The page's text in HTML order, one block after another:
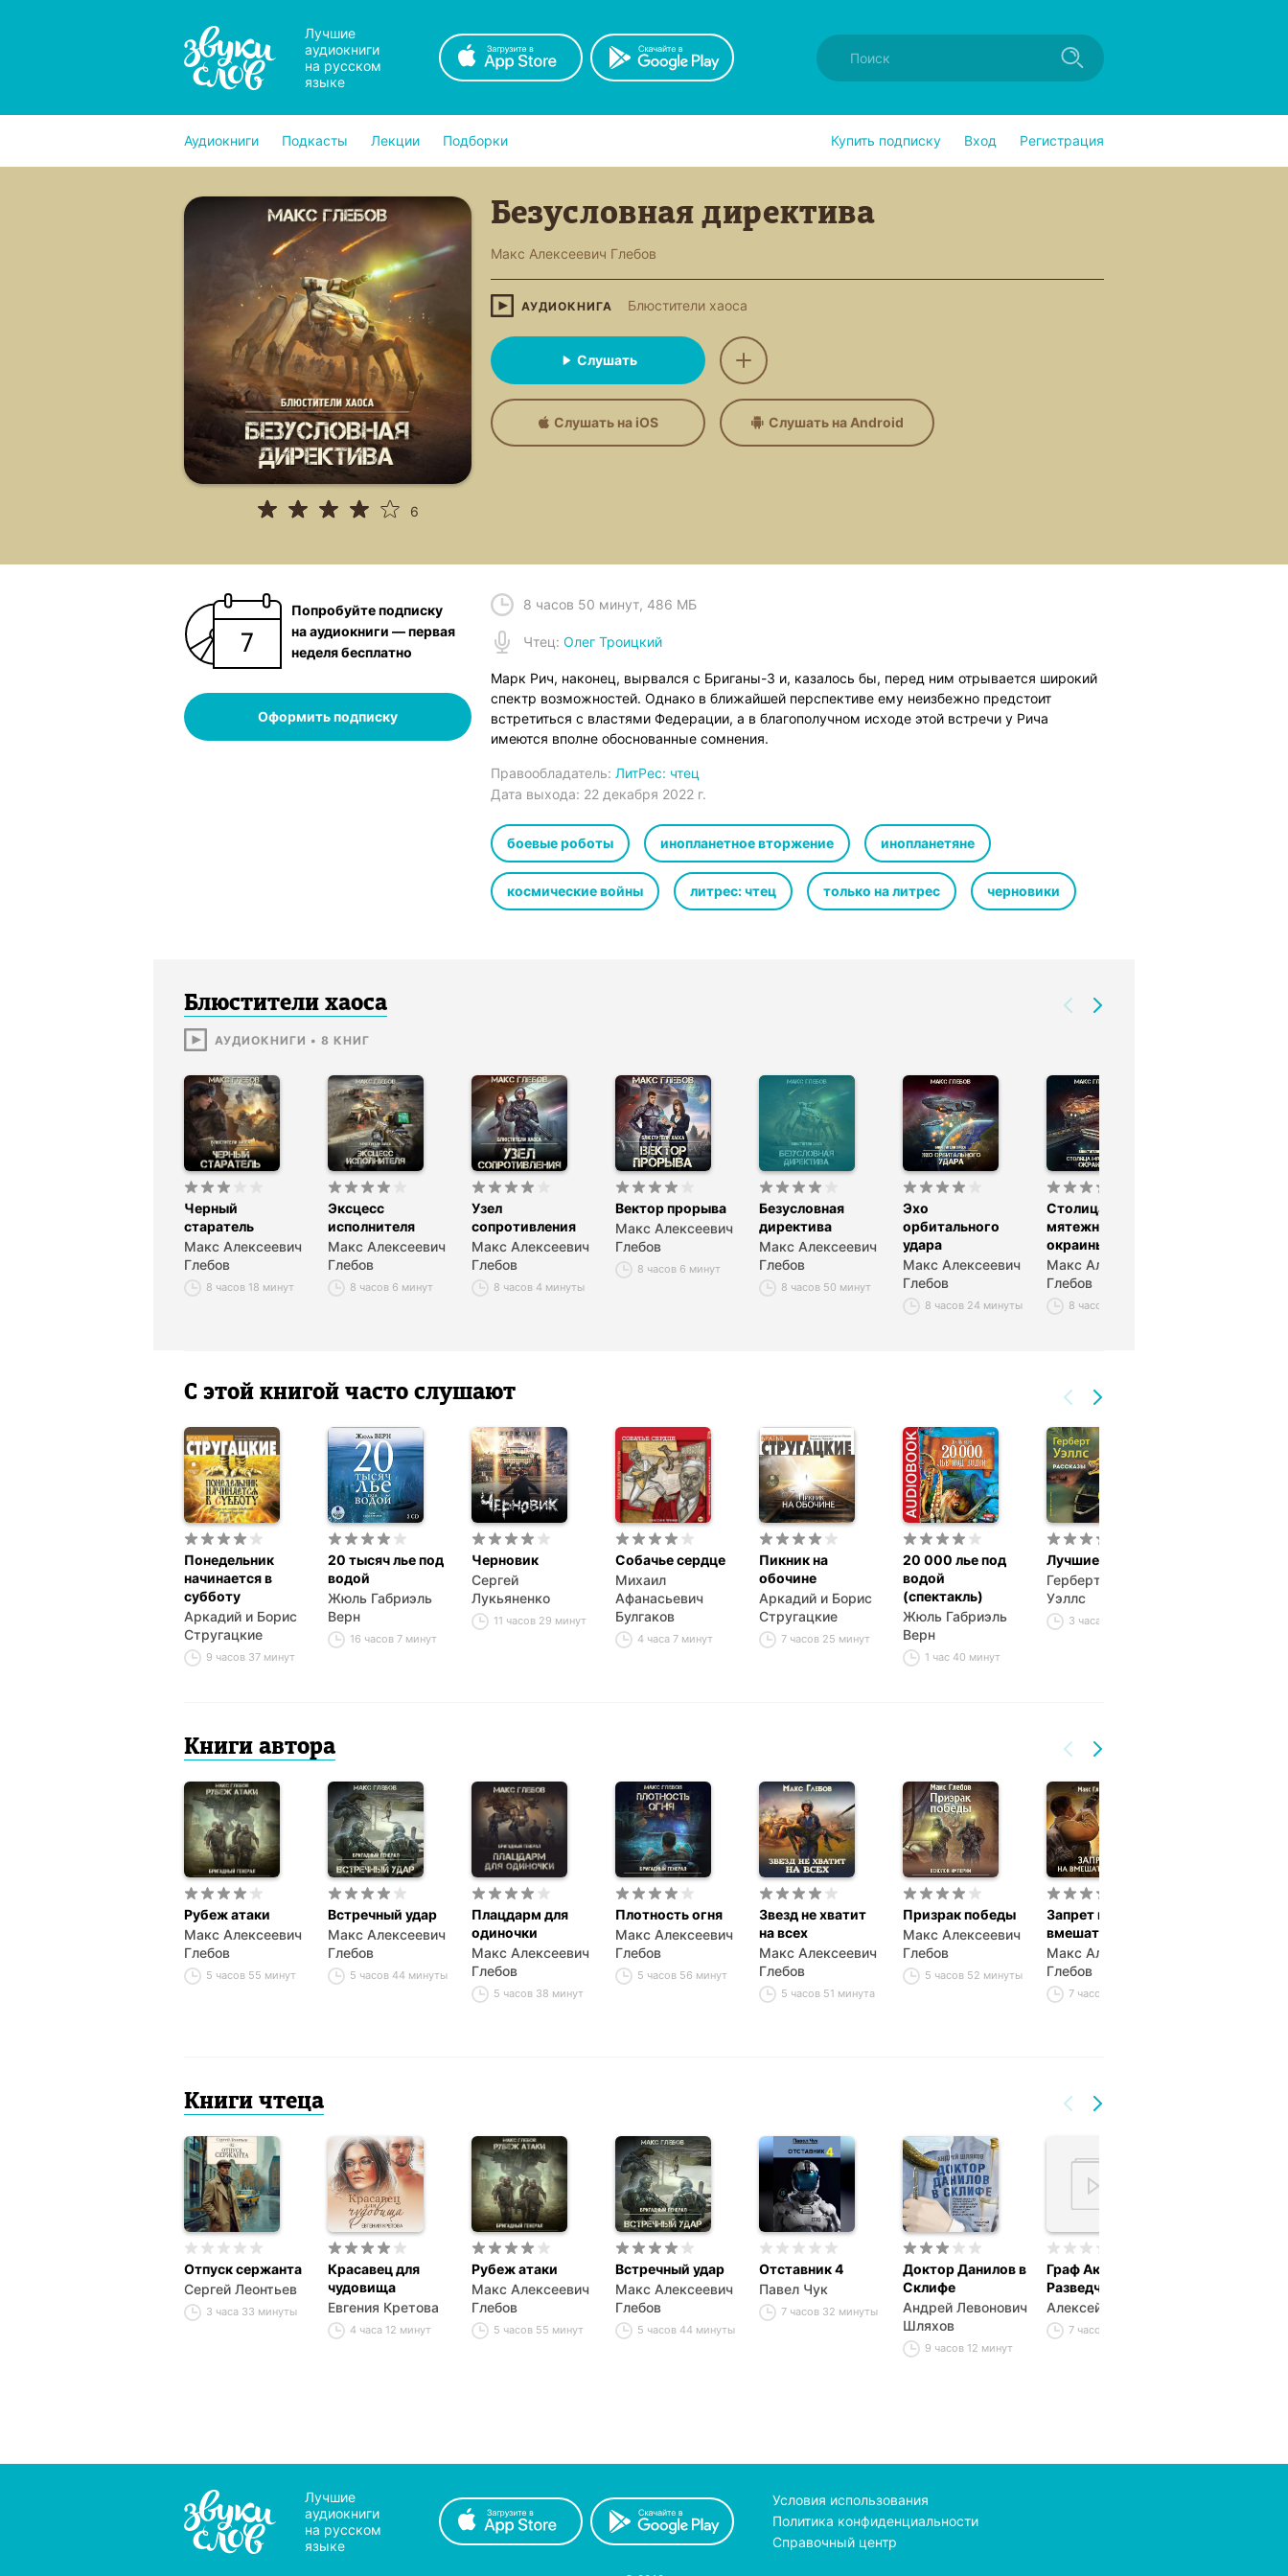
Лучшие
аудиокниги
на русском
языке
Аудиокниги Подкасты Лекции Подборки Купить подписку Вход Регистрация
6
Безусловная директива
Макс Алексеевич Глебов
АУДИОКНИГА Блюстители хаоса
Слушать
Слушать на iOS Слушать на Android
Попробуйте подписку
на аудиокниги — первая
неделя бесплатно
Оформить подписку
8 часов 50 минут, 486 МБ
Чтец: Олег Троицкий
Марк Рич, наконец, вырвался с Бриганы-3 и, казалось бы, перед ним отрывается широкий
спектр возможностей. Однако в ближайшей перспективе ему неизбежно предстоит
встретиться с властями Федерации, а в благополучном исходе этой встречи у Рича
имеются вполне обоснованные сомнения.
Правообладатель: ЛитРес: чтец
Дата выхода: 22 декабря 2022 г.
боевые роботы инопланетное вторжение инопланетяне
космические войны литрес: чтец только на литрес черновики
Блюстители хаоса
АУДИОКНИГИ • 8 КНИГ
Черный
старатель
Макс Алексеевич
Глебов
8 часов 18 минут
Эксцесс
исполнителя
Макс Алексеевич
Глебов
8 часов 6 минут
Узел
сопротивления
Макс Алексеевич
Глебов
8 часов 4 минуты
Вектор прорыва
Макс Алексеевич
Глебов
8 часов 6 минут
Безусловная
директива
Макс Алексеевич
Глебов
8 часов 50 минут
Эхо
орбитального
удара
Макс Алексеевич
Глебов
8 часов 24 минуты
Столица
мятежной
окраины
Макс Алексеевич
Глебов
8 часов 33 минуты
С этой книгой часто слушают
Понедельник
начинается в
субботу
Аркадий и Борис
Стругацкие
9 часов 37 минут
20 тысяч лье под
водой
Жюль Габриэль
Верн
16 часов 7 минут
Черновик
Сергей
Лукьяненко
11 часов 29 минут
Собачье сердце
Михаил
Афанасьевич
Булгаков
4 часа 7 минут
Пикник на
обочине
Аркадий и Борис
Стругацкие
7 часов 25 минут
20 000 лье под
водой
(спектакль)
Жюль Габриэль
Верн
1 час 40 минут
Лучшие рассказы
Герберт Джордж
Уэллс
3 часа 7 минут
Книги автора
Рубеж атаки
Макс Алексеевич
Глебов
5 часов 55 минут
Встречный удар
Макс Алексеевич
Глебов
5 часов 44 минуты
Плацдарм для
одиночки
Макс Алексеевич
Глебов
5 часов 38 минут
Плотность огня
Макс Алексеевич
Глебов
5 часов 56 минут
Звезд не хватит
на всех
Макс Алексеевич
Глебов
5 часов 51 минута
Призрак победы
Макс Алексеевич
Глебов
5 часов 52 минуты
Запрет на
вмешательство
Макс Алексеевич
Глебов
7 часов 52 минуты
Книги чтеца
Отпуск сержанта
Сергей Леонтьев
3 часа 33 минуты
Красавец для
чудовища
Евгения Кретова
4 часа 12 минут
Рубеж атаки
Макс Алексеевич
Глебов
5 часов 55 минут
Встречный удар
Макс Алексеевич
Глебов
5 часов 44 минуты
Отставник 4
Павел Чук
7 часов 32 минуты
Доктор Данилов в
Склифе
Андрей Левонович
Шляхов
9 часов 12 минут
Граф Аквамарин.
Разведчик
Алексей Губарев
7 часов 13 минут
Лучшие
аудиокниги
на русском
языке
Условия использования
Политика конфиденциальности
Справочный центр